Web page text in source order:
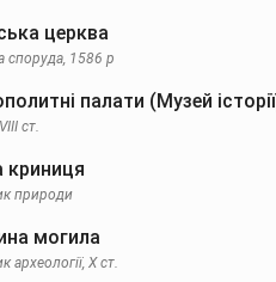
церква
споруда, 1586 р
палати (Музей
ст.
криниця
природи
могила
археології, X ст.